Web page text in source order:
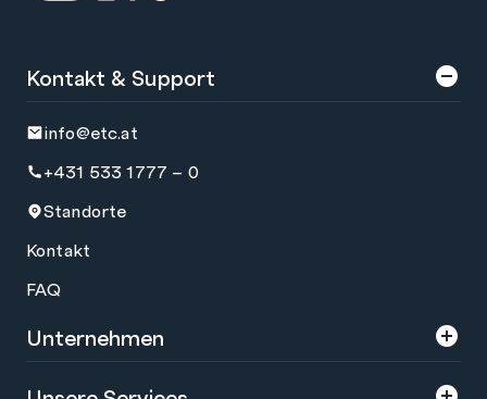
Kontakt & Support
info@etc.at
+431 533 1777 – 0
Standorte
Kontakt
FAQ
Unternehmen
Über uns